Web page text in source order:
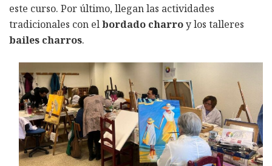
este curso. Por último, llegan las actividades
tradicionales con elbordado charroy los talleres
bailes charros.